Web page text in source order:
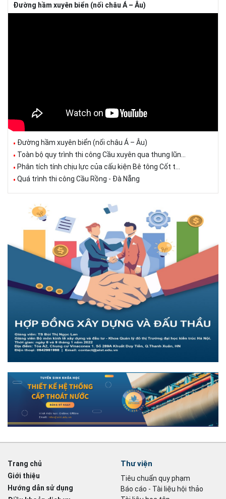
Đường hầm xuyên biển (nối châu Á – Âu)
Đường hầm xuyên biển (nối châu Á – Âu)
Toàn bộ quy trình thi công Cầu xuyên qua thung lũn...
Phân tích tính chịu lực của cấu kiện Bê tông Cốt t...
Quá trình thi công Cầu Rồng - Đà Nẵng
Trang chủ
Giới thiệu
Hướng dẫn sử dụng
Thư viện
Tiêu chuẩn quy phạm
Báo cáo - Tài liệu hội thảo